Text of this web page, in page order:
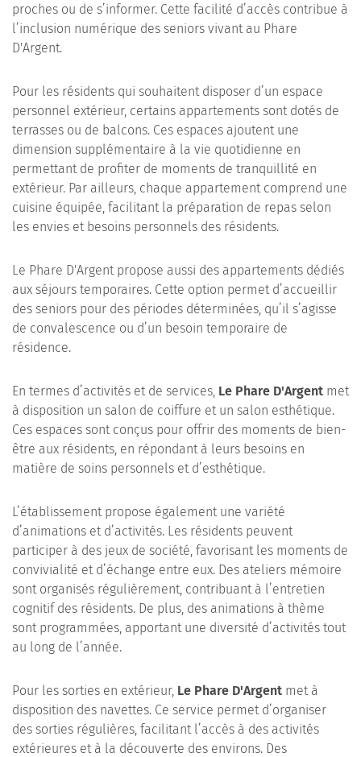
proches ou de s’informer. Cette facilité d’accès contribue à
l’inclusion numérique des seniors vivant au Phare
D'Argent.
Pour les résidents qui souhaitent disposer d’un espace
personnel extérieur, certains appartements sont dotés de
terrasses ou de balcons. Ces espaces ajoutent une
dimension supplémentaire à la vie quotidienne en
permettant de profiter de moments de tranquillité en
extérieur. Par ailleurs, chaque appartement comprend une
cuisine équipée, facilitant la préparation de repas selon
les envies et besoins personnels des résidents.
Le Phare D'Argent propose aussi des appartements dédiés
aux séjours temporaires. Cette option permet d’accueillir
des seniors pour des périodes déterminées, qu’il s’agisse
de convalescence ou d’un besoin temporaire de
résidence.
En termes d’activités et de services, Le Phare D'Argent met
à disposition un salon de coiffure et un salon esthétique.
Ces espaces sont conçus pour offrir des moments de bien-
être aux résidents, en répondant à leurs besoins en
matière de soins personnels et d’esthétique.
L’établissement propose également une variété
d’animations et d’activités. Les résidents peuvent
participer à des jeux de société, favorisant les moments de
convivialité et d’échange entre eux. Des ateliers mémoire
sont organisés régulièrement, contribuant à l’entretien
cognitif des résidents. De plus, des animations à thème
sont programmées, apportant une diversité d’activités tout
au long de l’année.
Pour les sorties en extérieur, Le Phare D'Argent met à
disposition des navettes. Ce service permet d’organiser
des sorties régulières, facilitant l’accès à des activités
extérieures et à la découverte des environs. Des